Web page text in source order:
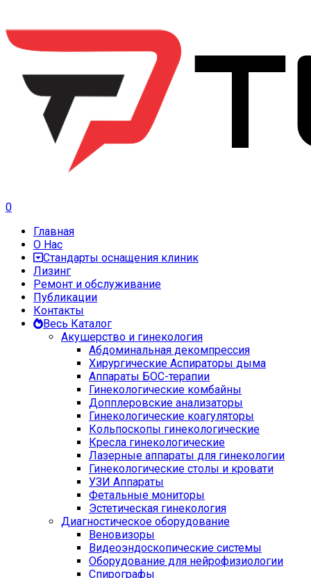
0
Главная
О Нас
Стандарты оснащения клиник
Лизинг
Ремонт и обслуживание
Публикации
Контакты
Весь Каталог
Акушерство и гинекология
Абдоминальная декомпрессия
Хирургические Аспираторы дыма
Аппараты БОС-терапии
Гинекологические комбайны
Допплеровские анализаторы
Гинекологические коагуляторы
Кольпоскопы гинекологические
Кресла гинекологические
Лазерные аппараты для гинекологии
Гинекологические столы и кровати
УЗИ Аппараты
Фетальные мониторы
Эстетическая гинекология
Диагностическое оборудование
Веновизоры
Видеоэндоскопические системы
Оборудование для нейрофизиологии
Спирографы